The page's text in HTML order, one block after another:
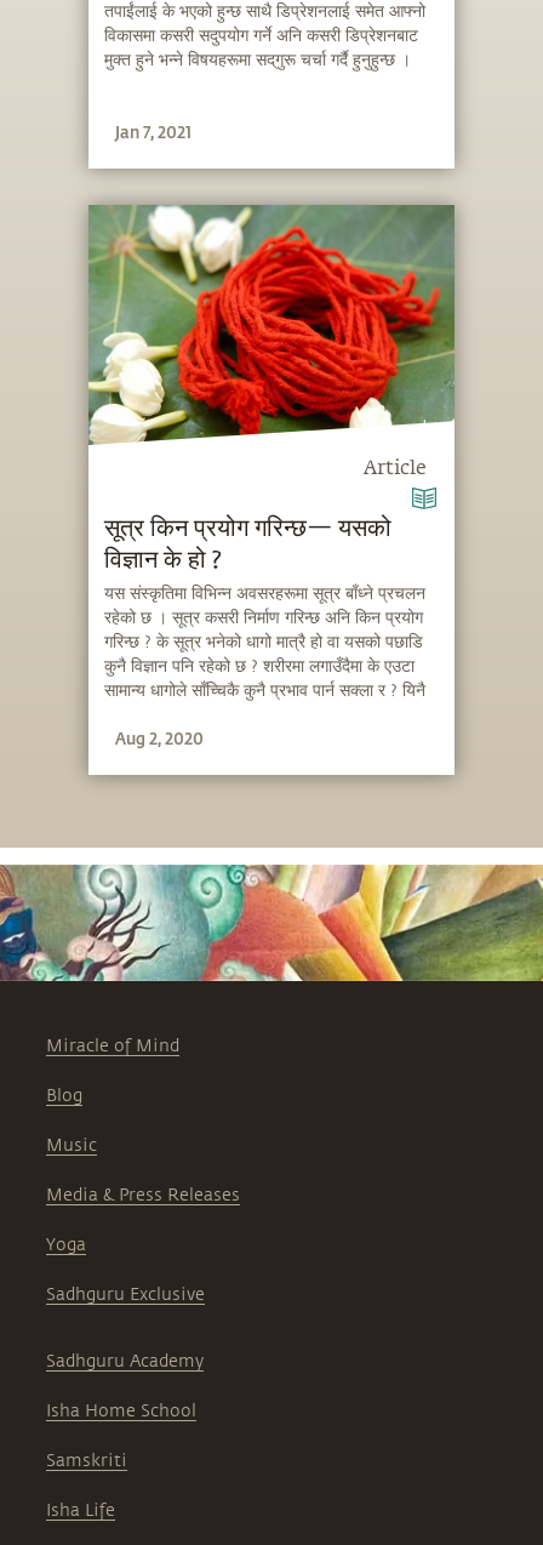
तपाईंलाई के भएको हुन्छ साथै डिप्रेशनलाई समेत आफ्नो
विकासमा कसरी सदुपयोग गर्ने अनि कसरी डिप्रेशनबाट
मुक्त हुने भन्ने विषयहरूमा सद्‌गुरू चर्चा गर्दै हुनुहुन्छ ।
Jan 7, 2021
Article
सूत्र किन प्रयोग गरिन्छ— यसको
विज्ञान के हो ?
यस संस्कृतिमा विभिन्न अवसरहरूमा सूत्र बाँध्ने प्रचलन
रहेको छ । सूत्र कसरी निर्माण गरिन्छ अनि किन प्रयोग
गरिन्छ ? के सूत्र भनेको धागो मात्रै हो वा यसको पछाडि
कुनै विज्ञान पनि रहेको छ ? शरीरमा लगाउँदैमा के एउटा
सामान्य धागोले साँच्चिकै कुनै प्रभाव पार्न सक्ला र ? यिनै
तरिका, यसको विज्ञान र प्रयोग गर्नुको कारणबारे व्याख्या
Aug 2, 2020
Miracle of Mind
Blog
Music
Media & Press Releases
Yoga
Sadhguru Exclusive
Sadhguru Academy
Isha Home School
Samskriti
Isha Life